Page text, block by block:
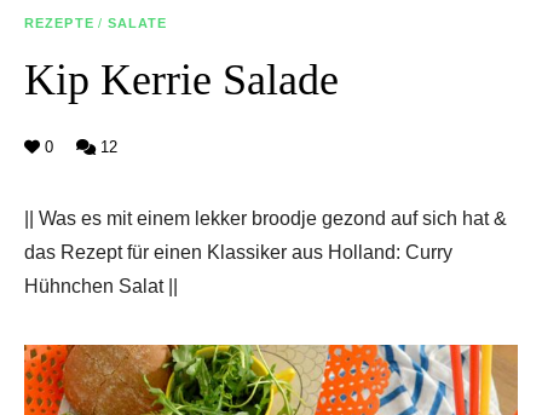
REZEPTE / SALATE
Kip Kerrie Salade
0 12
|| Was es mit einem lekker broodje gezond auf sich hat &
das Rezept für einen Klassiker aus Holland: Curry
Hühnchen Salat ||